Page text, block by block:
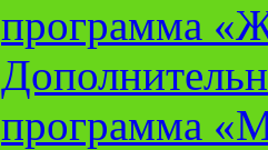
программа
программа